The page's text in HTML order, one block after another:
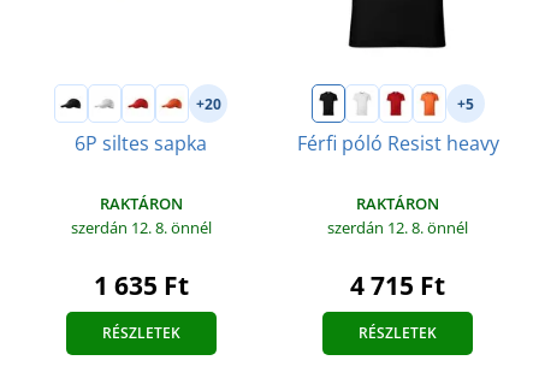
+20
6P siltes sapka
RAKTÁRON
szerdán 12. 8.önnél
1 635 Ft
RÉSZLETEK
+5
Férfi póló Resist heavy
RAKTÁRON
szerdán 12. 8.önnél
4 715 Ft
RÉSZLETEK